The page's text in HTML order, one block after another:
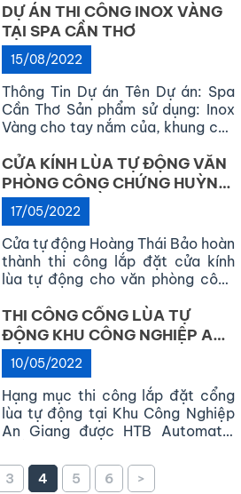
dạng những vẫn giữ được khả
năng chịu lực, chịu nhiệt rất an
toàn. Hoàng Tú Window nhận thi
công lắp đặt các loại kính cường
[…]
15/08/2022
DỰ ÁN THI CÔNG INOX VÀNG
TẠI SPA CẦN THƠ
Thông Tin Dự án Tên Dự án: Spa
Cần Thơ Sản phẩm sử dụng: Inox
Vàng cho tay nắm của, khung cửa
sản phẩm nhôm vicino Hình ảnh
chi tiết dự án NHÔM KÍNH HOÀNG
TÚ-GIẢI PHÁP HOÀN HẢO CHO
MỌI NHÀ! THÔNG TIN LIÊN HỆ Địa
Chỉ: […]
17/05/2022
CỬA KÍNH LÙA TỰ ĐỘNG VĂN
PHÒNG CÔNG CHỨNG HUỲNH
THỊ THÚY KIỀU
Cửa tự động Hoàng Thái Bảo hoàn
thành thi công lắp đặt cửa kính
lùa tự động cho văn phòng công
Thơ. Cửa kính lùa có cảm biến xác
định vị trí, người di chuyển và
motor tự động đóng mở cửa. Sản
phẩm lắp đặt hoàn thiện và […]
10/05/2022
THI CÔNG CỔNG LÙA TỰ
ĐỘNG KHU CÔNG NGHIỆP AN
GIANG
Hạng mục thi công lắp đặt cổng
lùa tự động tại Khu Công Nghiệp
An Giang được HTB Automatic
Giang. Sản phẩm cổng lùa được
sử dụng nhiều cho các Tòa Nhà,
3 4 5 6 >